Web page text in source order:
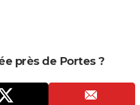
près de Portes ?